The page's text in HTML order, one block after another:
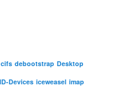
cifs debootstrap Desktop
Devices iceweasel imap